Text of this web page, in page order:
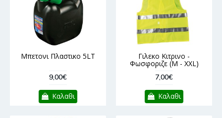
Μπετονι Πλαστικο 5LT
9,00€
Καλαθι
Γιλεκο Κιτρινο -
Φωσφοριζε (M - XXL)
7,00€
Καλαθι